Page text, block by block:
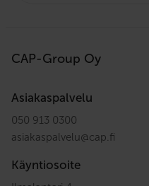
CAP-Group Oy
Asiakaspalvelu
050 913 0300
asiakaspalvelu@cap.fi
Käyntiosoite